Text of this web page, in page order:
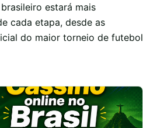
estará mais
cada etapa, desde as
do maior torneio de futebol